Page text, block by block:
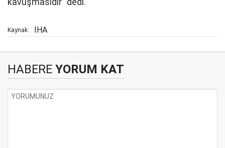
kavuşmasıdır" dedi.
Kaynak: İHA
HABERE YORUM KAT